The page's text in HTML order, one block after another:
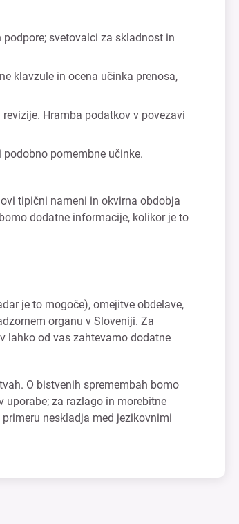
svetovalci za skladnost in
klavzule in ocena učinka prenosa,
Hramba podatkov v povezavi
pomembne učinke.
tipični nameni in okvirna obdobja
dodatne informacije, kolikor je to
je to mogoče), omejitve obdelave,
organu v Sloveniji. Za
lahko od vas zahtevamo dodatne
O bistvenih spremembah bomo
uporabe; za razlago in morebitne
neskladja med jezikovnimi